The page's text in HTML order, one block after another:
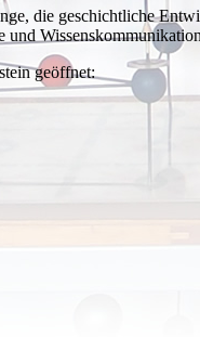
die geschichtliche
geöffnet: